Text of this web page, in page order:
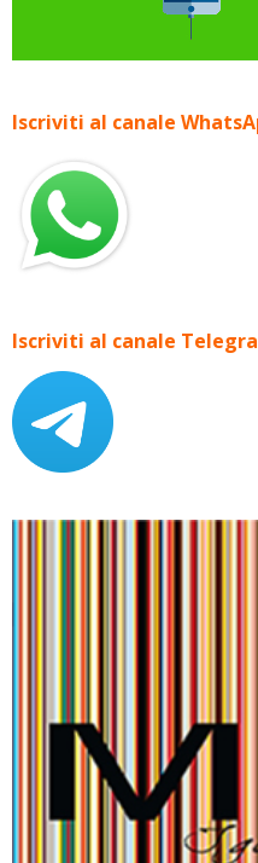
Iscriviti al canale
Iscriviti al canale